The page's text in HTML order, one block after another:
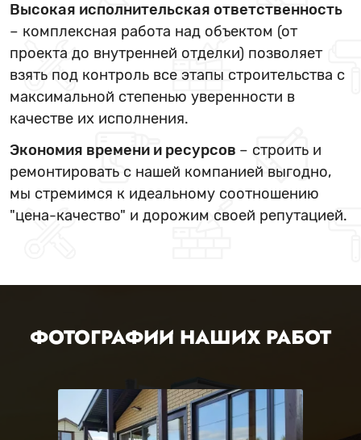
Высокая исполнительская ответственность
– комплексная работа над объектом (от
проекта до внутренней отделки) позволяет
взять под контроль все этапы строительства с
максимальной степенью уверенности в
качестве их исполнения.
Экономия времени и ресурсов – строить и
ремонтировать с нашей компанией выгодно,
мы стремимся к идеальному соотношению
"цена-качество" и дорожим своей репутацией.
ФОТОГРАФИИ НАШИХ РАБОТ